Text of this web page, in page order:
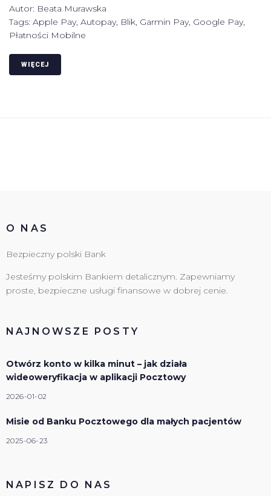
Autor: Beata Murawska
Tags: Apple Pay, Autopay, Blik, Garmin Pay, Google Pay,
Płatności Mobilne
WIĘCEJ
O NAS
Bezpieczny polski Bank
Jesteśmy polskim Bankiem detalicznym. Zapewniamy
proste, bezpieczne usługi finansowe w dobrej cenie.
NAJNOWSZE POSTY
Otwórz konto w kilka minut – jak działa
wideoweryfikacja w aplikacji Pocztowy
2026-01-02
Misie od Banku Pocztowego dla małych pacjentów
2025-06-23
NAPISZ DO NAS